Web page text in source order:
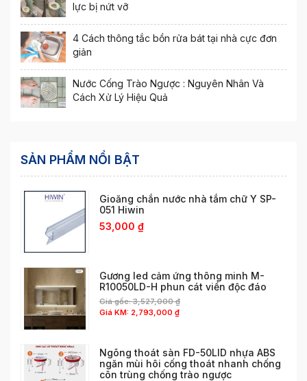
lực bị nứt vỡ
4 Cách thông tắc bồn rửa bát tại nhà cực đơn
giản
Nước Cống Trào Ngược : Nguyên Nhân Và
Cách Xử Lý Hiệu Quả
SẢN PHẨM NỔI BẬT
Gioăng chắn nước nhà tắm chữ Y SP-
051 Hiwin
53,000 ₫
Gương led cảm ứng thông minh M-
R10050LD-H phun cát viền độc đáo
Giá gốc:3,527,000₫
Giá KM: 2,793,000 ₫
Ngõng thoát sàn FD-50LID nhựa ABS
ngăn mùi hôi cống thoát nhanh chống
côn trùng chống trào ngược